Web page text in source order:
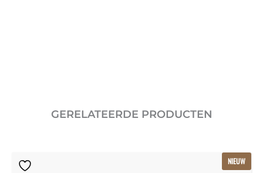
GERELATEERDE PRODUCTEN
NIEUW